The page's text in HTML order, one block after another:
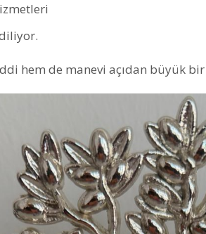
hem de manevi açıdan büyük